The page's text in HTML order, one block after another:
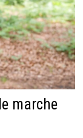
marche